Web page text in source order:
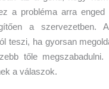
a probléma arra
a szervezetben.
teszi, ha gyorsan
tőle
a válaszok.